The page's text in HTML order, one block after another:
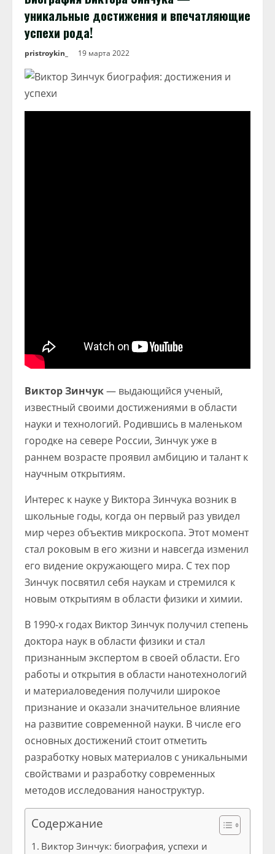
уникальные достижения и впечатляющие
успехи рода!
pristroykin_ 19 марта 2022
Виктор Зинчук— выдающийся ученый,
известный своими достижениями в области
науки и технологий. Родившись в маленьком
городке на севере России, Зинчук уже в
раннем возрасте проявил амбицию и талант к
научным открытиям.
Интерес к науке у Виктора Зинчука возник в
школьные годы, когда он первый раз увидел
мир через объектив микроскопа. Этот момент
стал роковым в его жизни и навсегда изменил
его видение окружающего мира. С тех пор
Зинчук посвятил себя наукам и стремился к
новым открытиям в области физики и химии.
В 1990-х годах Виктор Зинчук получил степень
доктора наук в области физики и стал
признанным экспертом в своей области. Его
работы и открытия в области нанотехнологий
и материаловедения получили широкое
признание и оказали значительное влияние
на развитие современной науки. В числе его
основных достижений стоит отметить
разработку новых материалов с уникальными
свойствами и разработку современных
методов исследования наноструктур.
Содержание
Виктор Зинчук: биография, успехи и